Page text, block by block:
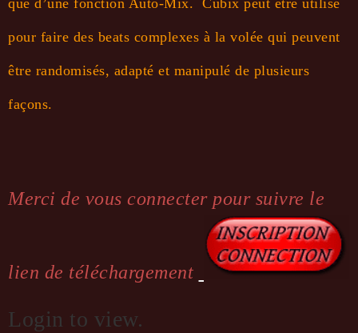
pour faire des beats complexes à la volée qui peuvent
être randomisés, adapté et manipulé de plusieurs
façons.
Merci de vous connecter pour suivre le
lien de téléchargement
Login to view.